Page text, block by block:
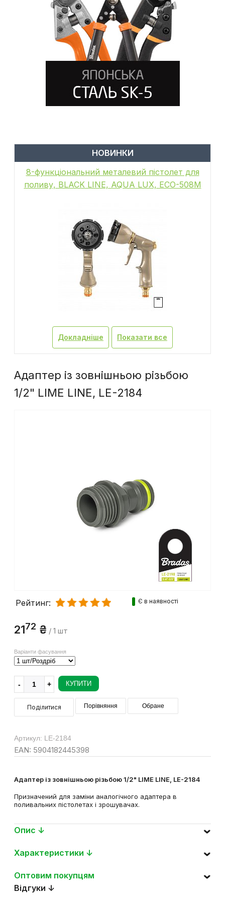
НОВИНКИ
8-функціональний металевий пістолет для
поливу, BLACK LINE, AQUA LUX, ECO-508M
Докладніше Показати все
Адаптер із зовнішньою різьбою
1/2" LIME LINE, LE-2184
Рейтинг: Є в наявності
2172 ₴ / 1 шт
Варіанти фасування
КУПИТИ
Поділитися Порівняння Обране
Артикул: LE-2184
EAN: 5904182445398
Адаптер із зовнішньою різьбою 1/2" LIME LINE, LE-2184
Призначений для заміни аналогічного адаптера в
поливальних пістолетах і зрошувачах.
Опис ↓
Характеристики ↓
Оптовим покупцям
Відгуки ↓